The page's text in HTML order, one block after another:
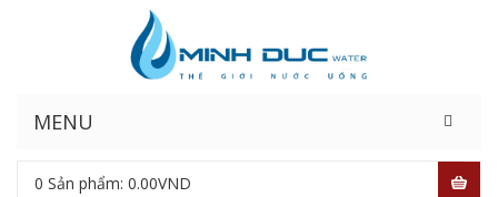
MENU
0 Sản phẩm: 0.00VND